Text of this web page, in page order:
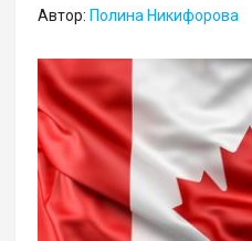
Автор: Полина Никифорова